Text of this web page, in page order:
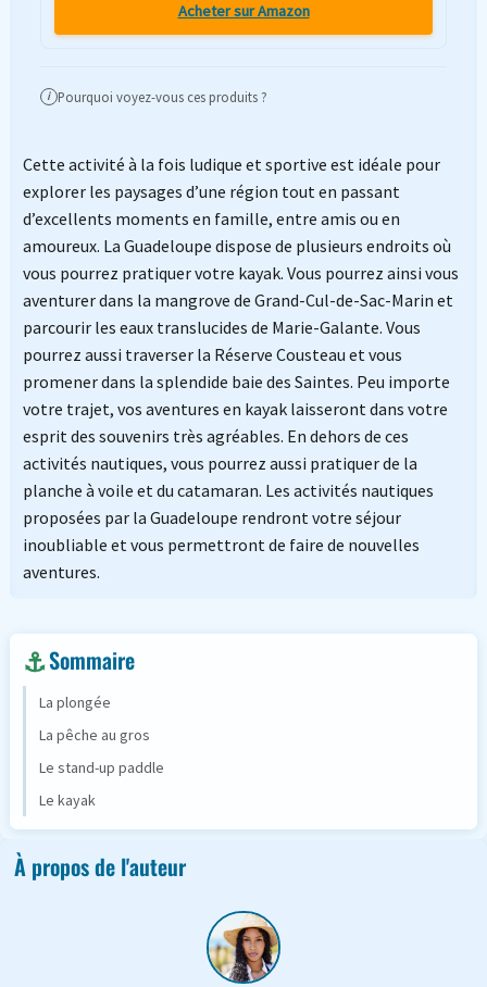
Acheter sur Amazon
i Pourquoi voyez-vous ces produits ?
Cette activité à la fois ludique et sportive est idéale pour
explorer les paysages d’une région tout en passant
d’excellents moments en famille, entre amis ou en
amoureux. La Guadeloupe dispose de plusieurs endroits où
vous pourrez pratiquer votre kayak. Vous pourrez ainsi vous
aventurer dans la mangrove de Grand-Cul-de-Sac-Marin et
parcourir les eaux translucides de Marie-Galante. Vous
pourrez aussi traverser la Réserve Cousteau et vous
promener dans la splendide baie des Saintes. Peu importe
votre trajet, vos aventures en kayak laisseront dans votre
esprit des souvenirs très agréables. En dehors de ces
activités nautiques, vous pourrez aussi pratiquer de la
planche à voile et du catamaran. Les activités nautiques
proposées par la Guadeloupe rendront votre séjour
inoubliable et vous permettront de faire de nouvelles
aventures.
Sommaire
La plongée
La pêche au gros
Le stand-up paddle
Le kayak
À propos de l'auteur